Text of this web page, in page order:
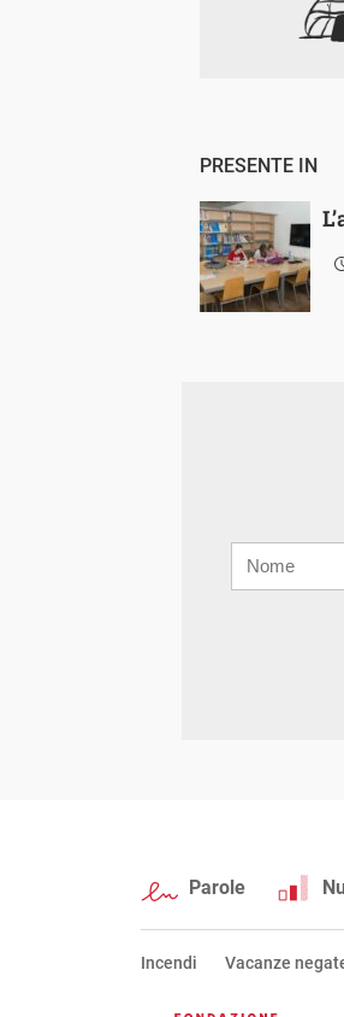
PRESENTE IN
mail
Parole
Incendi Vacanze